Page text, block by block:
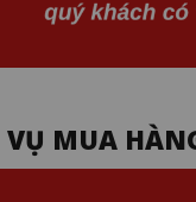
VỤ MUA